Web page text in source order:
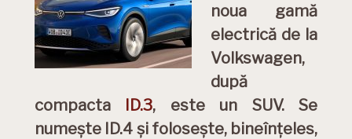
noua gamă
electrică de la
Volkswagen,
după
compacta ID.3, este un SUV. Se
numește ID.4 și folosește, bineînțeles,